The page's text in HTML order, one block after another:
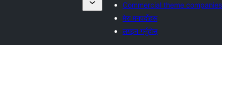
Commercial theme companies
मेरा मनपर्दोहरू
लगइन गर्नुहोस्